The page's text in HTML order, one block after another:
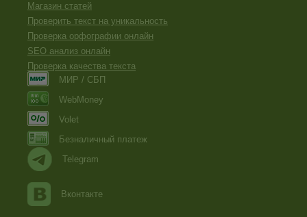
Магазин статей
Проверить текст на уникальность
Проверка орфографии онлайн
SEO анализ онлайн
Проверка качества текста
МИР / СБП
WebMoney
Volet
Безналичный платеж
Telegram
Вконтакте